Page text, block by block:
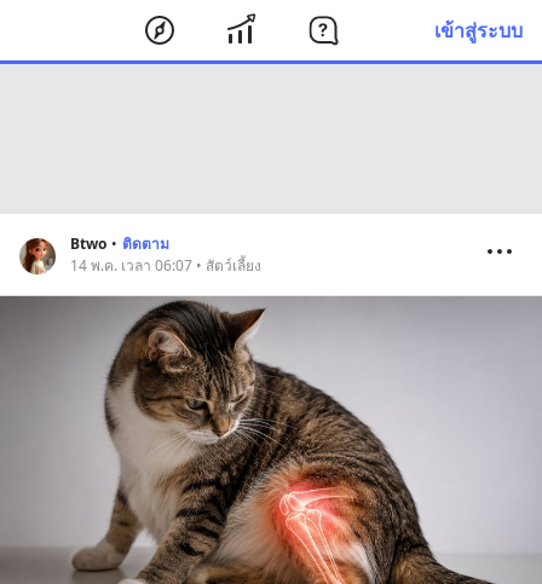
เข้าสู่ระบบ
Btwo • ติดตาม
14 พ.ค. เวลา 06:07 • สัตว์เลี้ยง